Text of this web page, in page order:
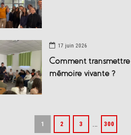
17 juin 2026
Comment
mémoire vivante ?
1 2 3 … 300